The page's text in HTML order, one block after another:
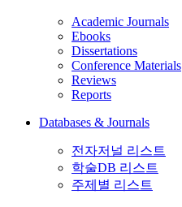
Academic Journals
Ebooks
Dissertations
Conference Materials
Reviews
Reports
Databases & Journals
전자저널 리스트
학술DB 리스트
주제별 리스트